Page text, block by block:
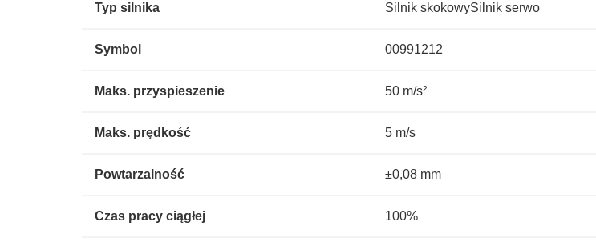
Typ silnika Silnik skokowySilnik serwo
Symbol 00991212
Maks. przyspieszenie 50 m/s²
Maks. prędkość 5 m/s
Powtarzalność ±0,08 mm
Czas pracy ciągłej 100%